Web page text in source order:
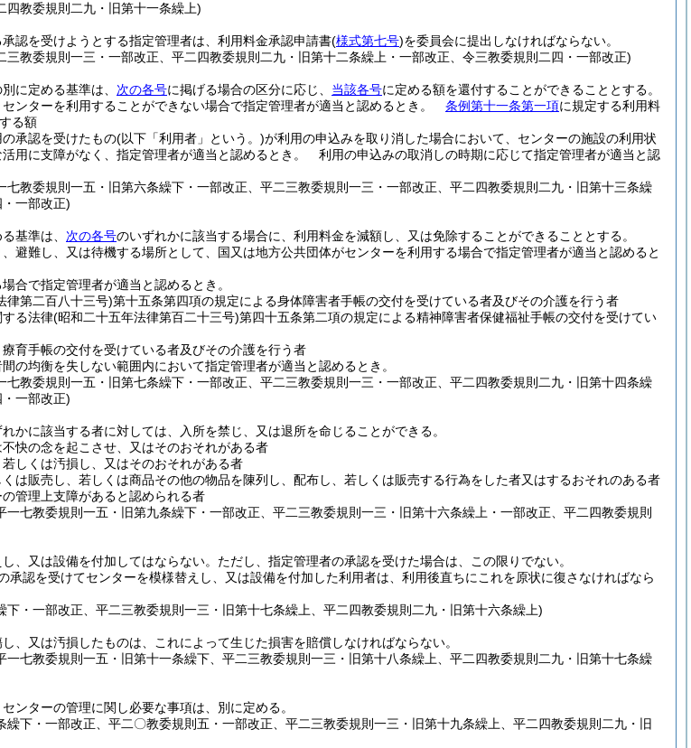
教委規則二九・旧第十一条繰上)
認を受けようとする指定管理者は、利用料金承認申請書(様式第七号)を委員会に提出しなければならない。
三教委規則一三・一部改正、平二四教委規則二九・旧第十二条繰上・一部改正、令三教委規則二四・一部改正)
に定める基準は、 次の各号に掲げる場合の区分に応じ、 当該各号に定める額を還付することができることとする。
ンターを利用することができない場合で指定管理者が適当と認めるとき。 条例第十一条第一項に規定する利用料
る額
承認を受けたもの(以下「利用者」という。)が利用の申込みを取り消した場合において、センターの施設の利用状
用に支障がなく、指定管理者が適当と認めるとき。
利用の申込みの取消しの時期に応じて指定管理者が適当と認
七教委規則一五・旧第六条繰下・一部改正、平二三教委規則一三・一部改正、平二四教委規則二九・旧第十三条繰
・一部改正)
基準は、 次の各号のいずれかに該当する場合に、利用料金を減額し、又は免除することができることとする。
避難し、又は待機する場所として、国又は地方公共団体がセンターを利用する場合で指定管理者が適当と認めると
合で指定管理者が適当と認めるとき。
律第二百八十三号)第十五条第四項の規定による身体障害者手帳の交付を受けている者及びその介護を行う者
る法律(昭和二十五年法律第百二十三号)第四十五条第二項の規定による精神障害者保健福祉手帳の交付を受けてい
育手帳の交付を受けている者及びその介護を行う者
の均衡を失しない範囲内において指定管理者が適当と認めるとき。
七教委規則一五・旧第七条繰下・一部改正、平二三教委規則一三・一部改正、平二四教委規則二九・旧第十四条繰
・一部改正)
かに該当する者に対しては、入所を禁じ、又は退所を命じることができる。
快の念を起こさせ、又はそのおそれがある者
しくは汚損し、又はそのおそれがある者
は販売し、若しくは商品その他の物品を陳列し、配布し、若しくは販売する行為をした者又はするおそれのある者
管理上支障があると認められる者
七教委規則一五・旧第九条繰下・一部改正、平二三教委規則一三・旧第十六条繰上・一部改正、平二四教委規則
、又は設備を付加してはならない。 ただし、指定管理者の承認を受けた場合は、この限りでない。
承認を受けてセンターを模様替えし、又は設備を付加した利用者は、利用後直ちにこれを原状に復さなければなら
下・一部改正、平二三教委規則一三・旧第十七条繰上、平二四教委規則二九・旧第十六条繰上)
、又は汚損したものは、これによって生じた損害を賠償しなければならない。
一七教委規則一五・旧第十一条繰下、平二三教委規則一三・旧第十八条繰上、平二四教委規則二九・旧第十七条繰
ンターの管理に関し必要な事項は、別に定める。
下・一部改正、平二〇教委規則五・一部改正、平二三教委規則一三・旧第十九条繰上、平二四教委規則二九・旧